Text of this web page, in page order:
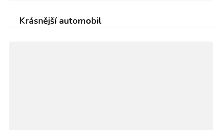
Krásnější automobil